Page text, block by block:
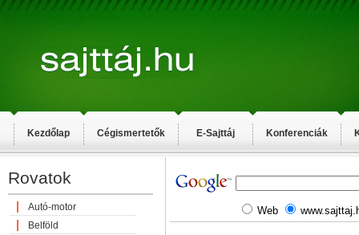
Kezdőlap Cégismertetők E-Sajttáj Konferenciák
Rovatok
Autó-motor
Belföld
Web